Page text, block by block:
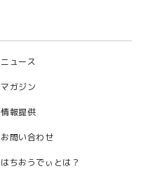
ニュース
マガジン
情報提供
お問い合わせ
はちおうでぃとは？